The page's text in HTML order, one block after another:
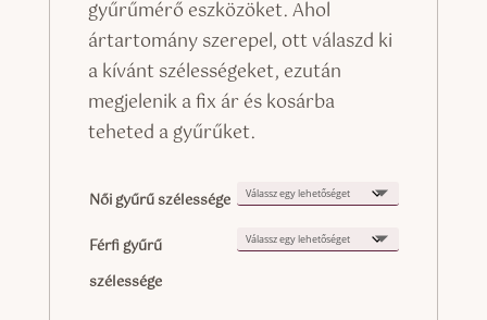
gyűrűmérő eszközöket. Ahol
ártartomány szerepel, ott válaszd ki
a kívánt szélességeket, ezután
megjelenik a fix ár és kosárba
teheted a gyűrűket.
Női gyűrű szélessége
Férfi gyűrű
szélessége